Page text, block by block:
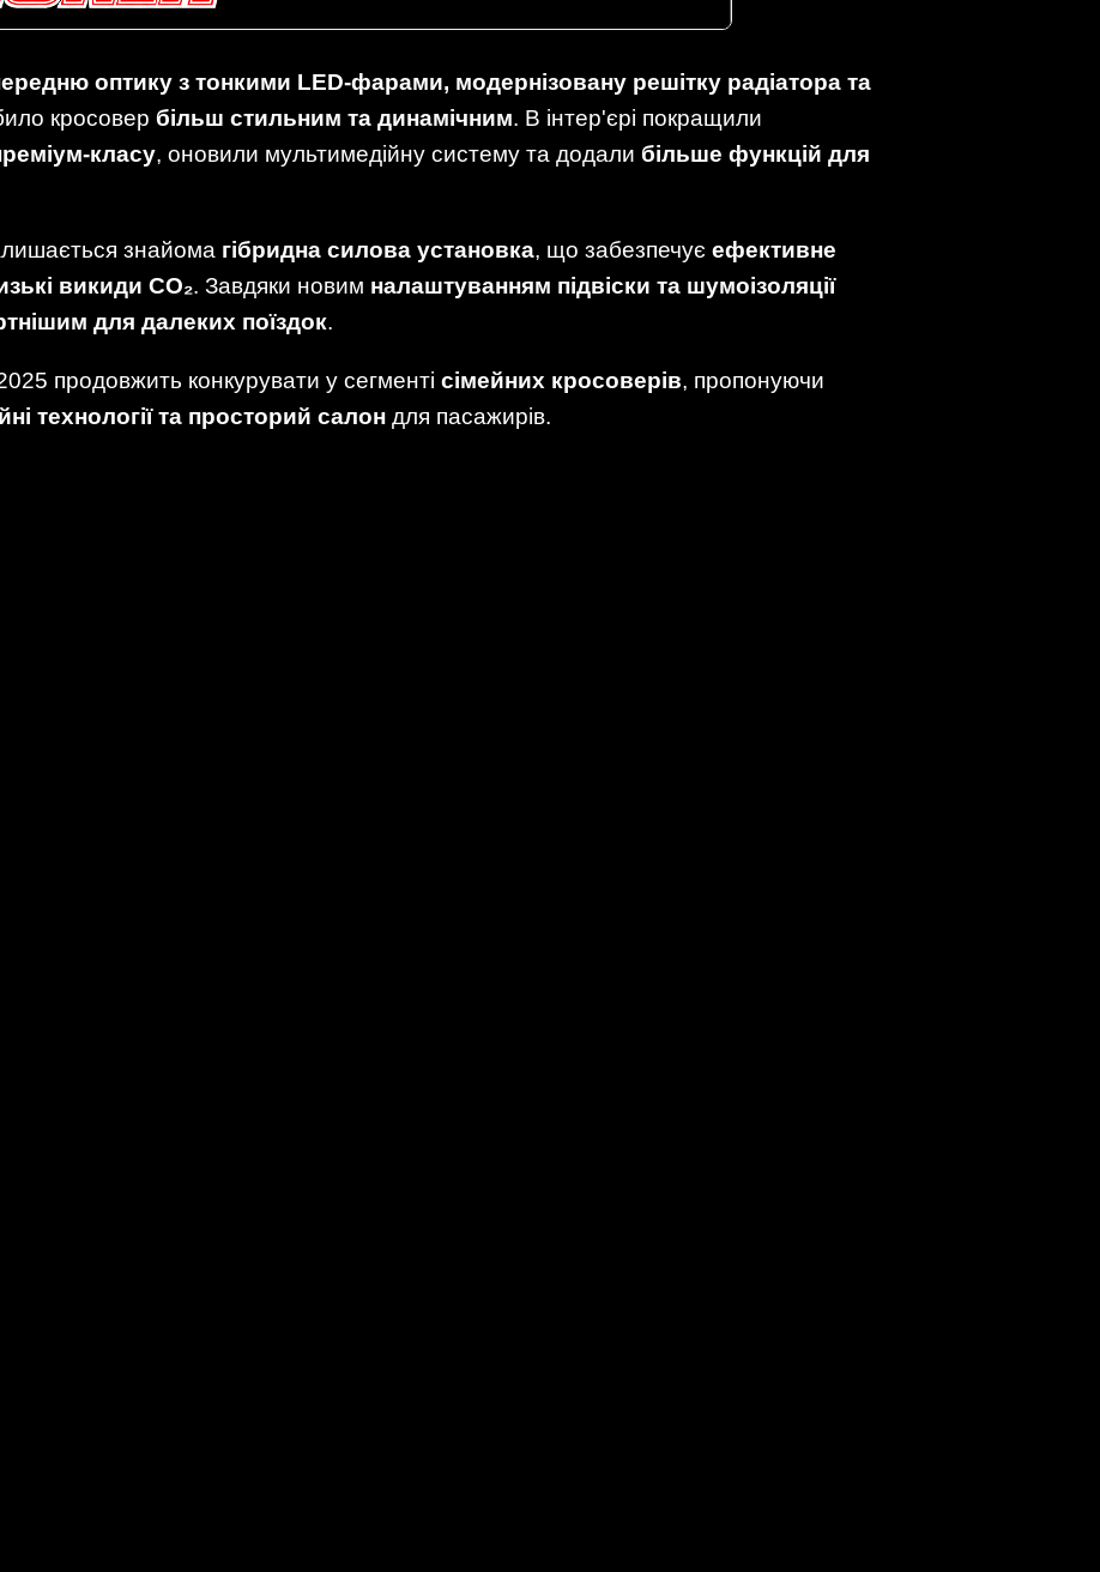
оптику з тонкими LED-фарами, модернізовану решітку радіатора та
кросовер більш стильним та динамічним. В інтер'єрі покращили
класу, оновили мультимедійну систему та додали більше функцій для
знайома гібридна силова установка, що забезпечує ефективне
викиди CO₂. Завдяки новим налаштуванням підвіски та шумоізоляції
для далеких поїздок.
продовжить конкурувати у сегменті сімейних кросоверів, пропонуючи
технології та просторий салон для пасажирів.